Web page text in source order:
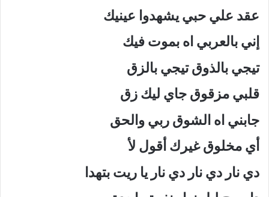
عقد علي حبي يشهدوا عينيك
إني بالعربي اه بموت فيك
تيجي بالذوق تيجي بالزق
قلبي مزقوق جاي ليك زق
جابني اه الشوق ربي والحق
أي مخلوق غيرك أقول لأ
دي نار دي نار دي نار يا ريت بتهدا